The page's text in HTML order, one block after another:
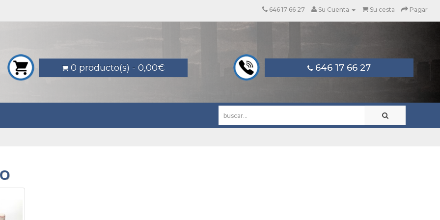
646 17 66 27 Su Cuenta Su cesta Pagar
0 producto(s) - 0,00€ 646 17 66 27